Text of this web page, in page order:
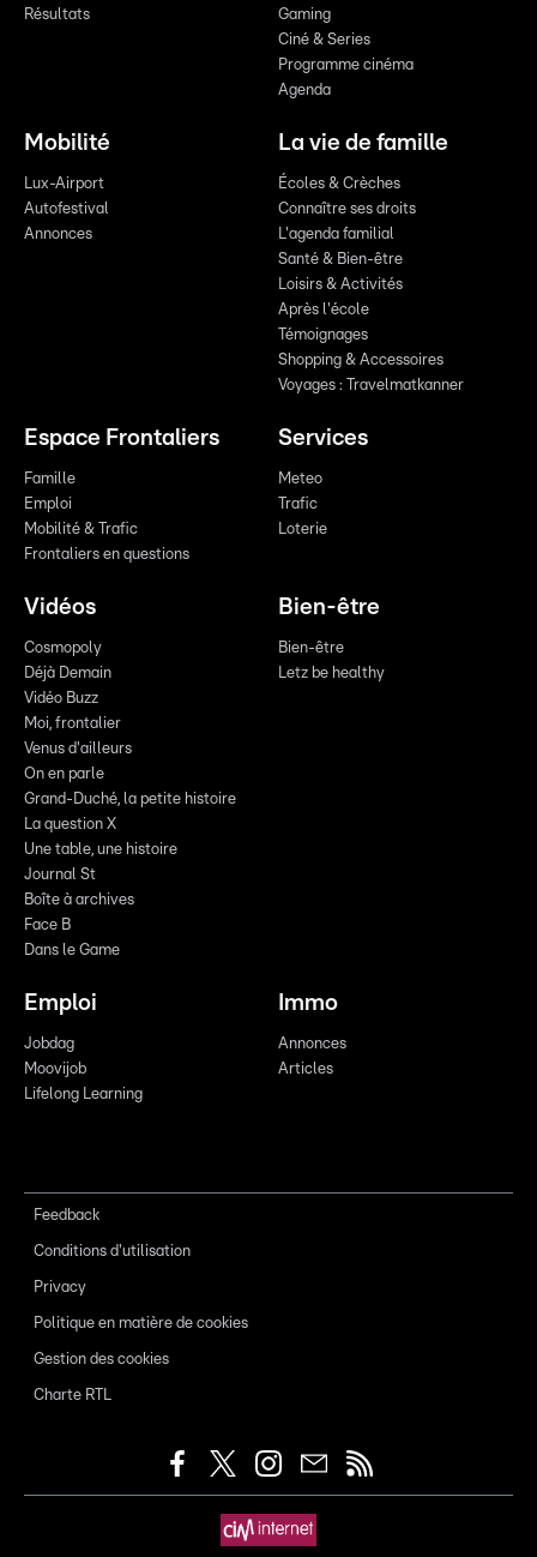
Résultats
Gaming
Ciné & Series
Programme cinéma
Agenda
Mobilité
Lux-Airport
Autofestival
Annonces
La vie de famille
Écoles & Crèches
Connaître ses droits
L'agenda familial
Santé & Bien-être
Loisirs & Activités
Après l'école
Témoignages
Shopping & Accessoires
Voyages : Travelmatkanner
Espace Frontaliers
Famille
Emploi
Mobilité & Trafic
Frontaliers en questions
Services
Meteo
Trafic
Loterie
Vidéos
Cosmopoly
Déjà Demain
Vidéo Buzz
Moi, frontalier
Venus d'ailleurs
On en parle
Grand-Duché, la petite histoire
La question X
Une table, une histoire
Journal St
Boîte à archives
Face B
Dans le Game
Bien-être
Bien-être
Letz be healthy
Emploi
Jobdag
Moovijob
Lifelong Learning
Immo
Annonces
Articles
Feedback
Conditions d'utilisation
Privacy
Politique en matière de cookies
Gestion des cookies
Charte RTL